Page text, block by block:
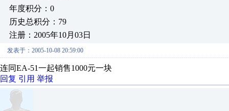
年度积分：0
历史总积分：79
注册：2005年10月03日
发表于：2005-10-08 20:59:00
连同EA-51一起销售1000元一块
回复 引用 举报